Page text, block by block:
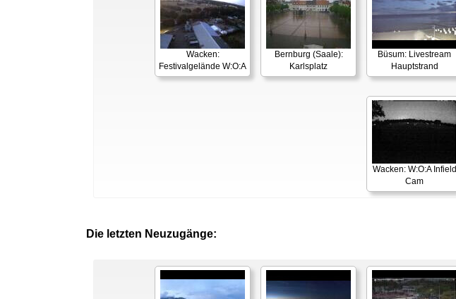
Wacken:
Festivalgelände W:O:A
Bernburg (Saale):
Karlsplatz
Büsum: Livestream
Hauptstrand
Wacken: W:O:A Infield
Cam
Die letzten Neuzugänge: